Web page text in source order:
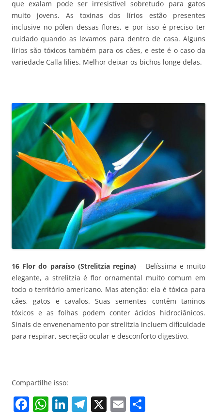
que exalam pode ser irresistível sobretudo para gatos
muito jovens. As toxinas dos lírios estão presentes
inclusive no pólen dessas flores, e por isso é preciso ter
cuidado quando as levamos para dentro de casa. Alguns
lírios são tóxicos também para os cães, e este é o caso da
variedade Calla lilies. Melhor deixar os bichos longe delas.
16 Flor do paraíso (Strelitzia regina) – Belíssima e muito
elegante, a strelitzia é flor ornamental muito comum em
todo o território americano. Mas atenção: ela é tóxica para
cães, gatos e cavalos. Suas sementes contêm taninos
tóxicos e as folhas podem conter ácidos hidrociânicos.
Sinais de envenenamento por strelitzia incluem dificuldade
para respirar, secreção ocular e desconforto digestivo.
Compartilhe isso:
F W Li T X E